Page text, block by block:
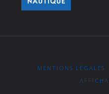
MENTIONS LÉGALES